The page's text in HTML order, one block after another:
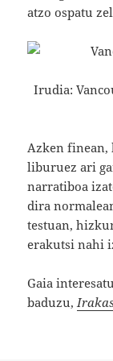
atzo ospatu
Irudia:
Azken
liburuez ari
narratiboa
dira
testuan,
erakutsi nahi
Gaia
baduzu,